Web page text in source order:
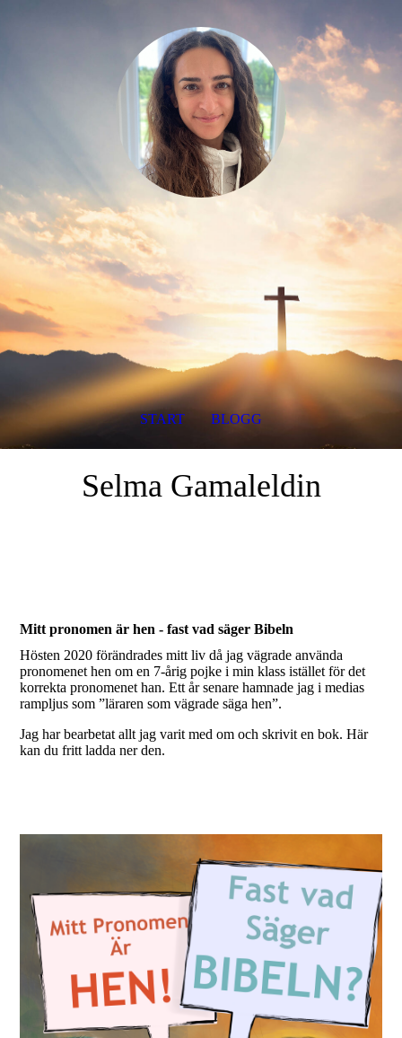
Selma Gamaleldin
Mitt pronomen är hen - fast vad säger Bibeln
Hösten 2020 förändrades mitt liv då jag vägrade använda
pronomenet hen om en 7-årig pojke i min klass istället för det
korrekta pronomenet han. Ett år senare hamnade jag i medias
rampljus som ”läraren som vägrade säga hen”.
Jag har bearbetat allt jag varit med om och skrivit en bok. Här
kan du fritt ladda ner den.
START BLOGG